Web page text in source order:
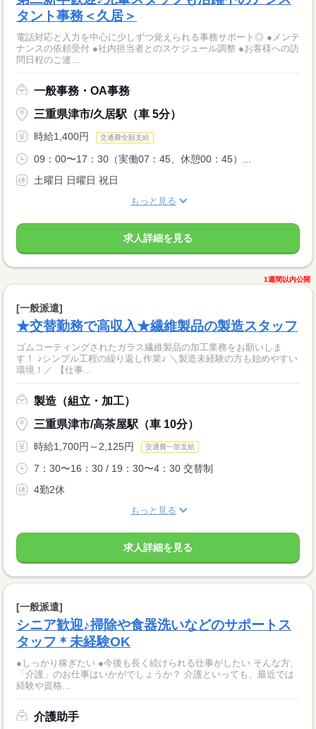
タント事務＜久居＞
電話対応と入力を中心に少しずつ覚えられる事務サポート◎ ●メンテ
ナンスの依頼受付 ●社内担当者とのスケジュール調整 ●お客様への訪
問日程のご連...
一般事務・OA事務
三重県津市/久居駅（車 5分）
時給1,400円 交通費全額支給
09：00〜17：30（実働07：45、休憩00：45）...
土曜日 日曜日 祝日
もっと見る
求人詳細を見る
1週間以内公開
[一般派遣]
★交替勤務で高収入★繊維製品の製造スタッフ
ゴムコーティングされたガラス繊維製品の加工業務をお願いしま
す！ ♪シンプル工程の繰り返し作業♪ ＼製造未経験の方も始めやすい
環境！／ 【仕事...
製造（組立・加工）
三重県津市/高茶屋駅（車 10分）
時給1,700円～2,125円 交通費一部支給
7：30〜16：30 / 19：30〜4：30 交替制
4勤2休
もっと見る
求人詳細を見る
[一般派遣]
シニア歓迎♪掃除や食器洗いなどのサポートス
タッフ＊未経験OK
●しっかり稼ぎたい ●今後も長く続けられる仕事がしたい そんな方、
「介護」のお仕事はいかがでしょうか？ 介護といっても、最近では
経験や資格...
介護助手